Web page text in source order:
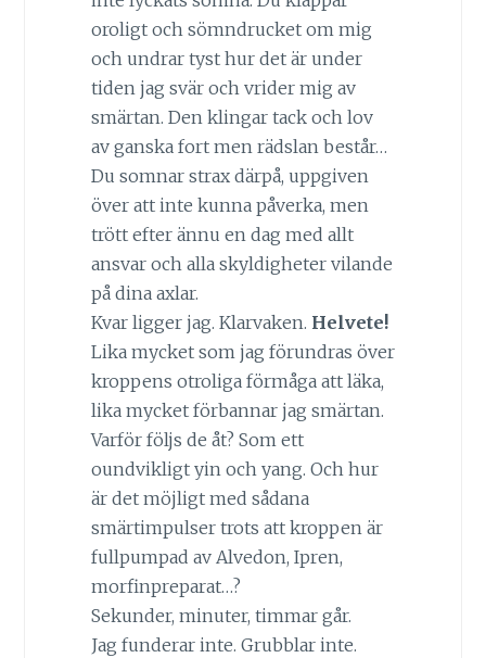
oroligt och sömndrucket om mig
och undrar tyst hur det är under
tiden jag svär och vrider mig av
smärtan. Den klingar tack och lov
av ganska fort men rädslan består…
Du somnar strax därpå, uppgiven
över att inte kunna påverka, men
trött efter ännu en dag med allt
ansvar och alla skyldigheter vilande
på dina axlar.
Kvar ligger jag. Klarvaken. Helvete!
Lika mycket som jag förundras över
kroppens otroliga förmåga att läka,
lika mycket förbannar jag smärtan.
Varför följs de åt? Som ett
oundvikligt yin och yang. Och hur
är det möjligt med sådana
smärtimpulser trots att kroppen är
fullpumpad av Alvedon, Ipren,
morfinpreparat…?
Sekunder, minuter, timmar går.
Jag funderar inte. Grubblar inte.